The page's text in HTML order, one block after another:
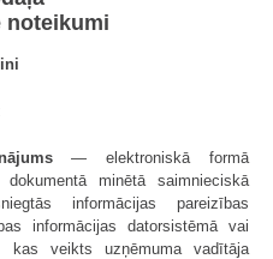
noteikumi
— elektroniskā formā
dokumentā minētā saimnieciskā
informācijas pareizības
informācijas datorsistēmā vai
kas veikts uzņēmuma vadītāja